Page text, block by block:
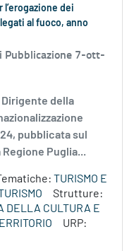
l’erogazione dei
al fuoco, anno
Pubblicazione 7-ott-
della
pubblicata sul
Puglia...
TURISMO E
Strutture:
DELLA CULTURA E
URP: